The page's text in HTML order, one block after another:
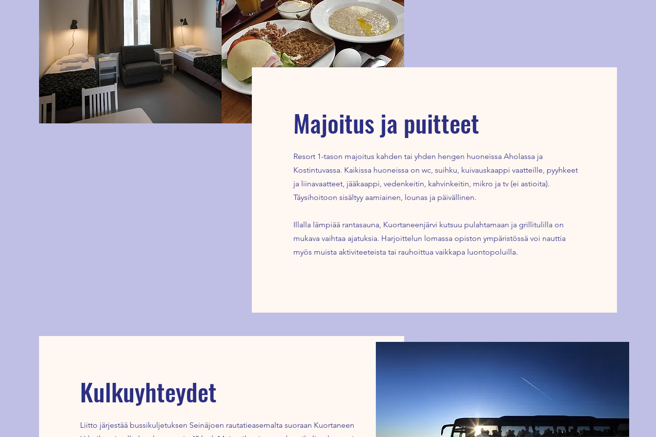
Majoitus ja puitteet
Resort 1-tason majoitus kahden tai yhden hengen huoneissa Aholassa ja
Kostintuvassa. Kaikissa huoneissa on wc, suihku, kuivauskaappi vaatteille, pyyhkeet
ja liinavaatteet, jääkaappi, vedenkeitin, kahvinkeitin, mikro ja tv (ei astioita).
Täysihoitoon sisältyy aamiainen, lounas ja päivällinen.
Illalla lämpiää rantasauna, Kuortaneenjärvi kutsuu pulahtamaan ja grillitulilla on
mukava vaihtaa ajatuksia. Harjoittelun lomassa opiston ympäristössä voi nauttia
myös muista aktiviteeteista tai rauhoittua vaikkapa luontopoluilla.
Kulkuyhteydet
Liitto järjestää bussikuljetuksen Seinäjoen rautatieasemalta suoraan Kuortaneen